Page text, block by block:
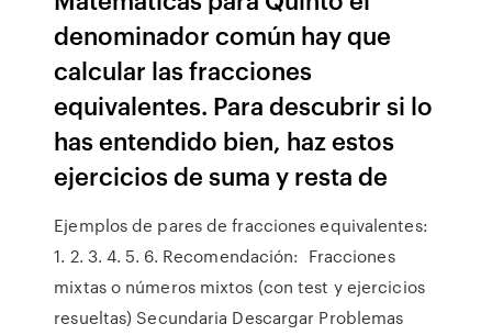
denominador común hay que
calcular las fracciones
equivalentes. Para descubrir si lo
has entendido bien, haz estos
ejercicios de suma y resta de
Ejemplos de pares de fracciones equivalentes:
1. 2. 3. 4. 5. 6. Recomendación: Fracciones
mixtas o números mixtos (con test y ejercicios
resueltas) Secundaria Descargar Problemas